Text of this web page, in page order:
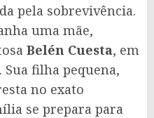
pela sobrevivência.
uma mãe,
Belén Cuesta, em
filha pequena,
no exato
se prepara para